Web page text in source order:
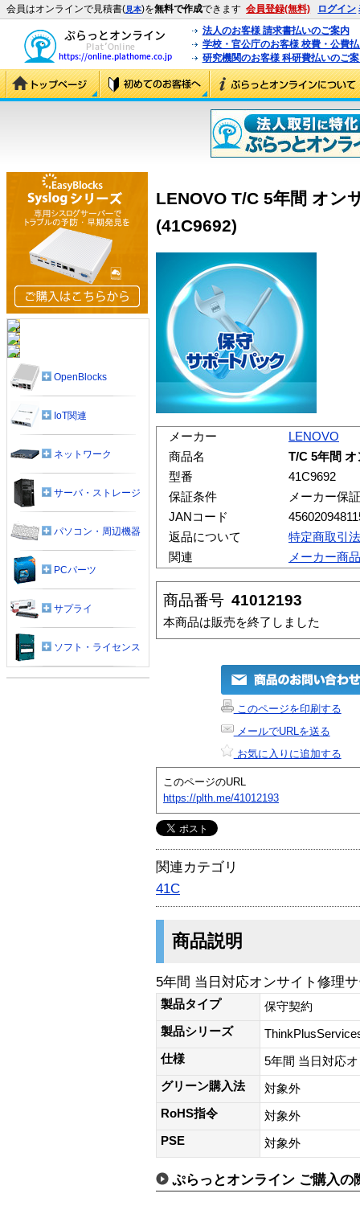
会員はオンラインで見積書(見本)を無料で作成できます 会員登録(無料) ログイン
法人のお客様 請求書払いのご案内
学校・官公庁のお客様 校費・公費
研究機関のお客様 科研費払いのご
LENOVO T/C 5年間 オン
(41C9692)
メーカー
LENOVO
商品名
T/C 5年間
型番
41C9692
保証条件
メーカー保証
JANコード
返品について
特定商取引
関連
メーカー商
商品番号 41012193
本商品は販売を終了しました
このページを印刷する
メールでURLを送る
お気に入りに追加する
このページのURL
https://plth.me/41012193
関連カテゴリ
41C
商品説明
5年間 当日対応オンサイト修理
製品タイプ
保守契約
製品シリーズ
仕様
5年間 当日対応
グリーン購入法
対象外
RoHS指令
対象外
PSE
対象外
ぷらっとオンライン ご購入の
OpenBlocks
IoT関連
ネットワーク
サーバ・ストレージ
パソコン・周辺機器
PCパーツ
サプライ
ソフト・ライセンス